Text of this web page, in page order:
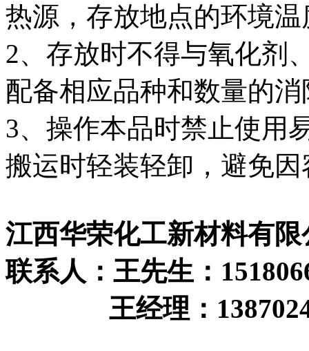
热源，存放地点的环境
2、存放时不得与氧化剂
配备相应品种和数量的
3、操作本品时禁止使用
搬运时轻装轻卸，避免
江西华荣化工新材料有限
联系人：王先生：
王经理：